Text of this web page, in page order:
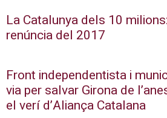
La Catalunya dels 10
renúncia del 2017
Front independentista i
via per salvar Girona de
el verí d’Aliança Catalana